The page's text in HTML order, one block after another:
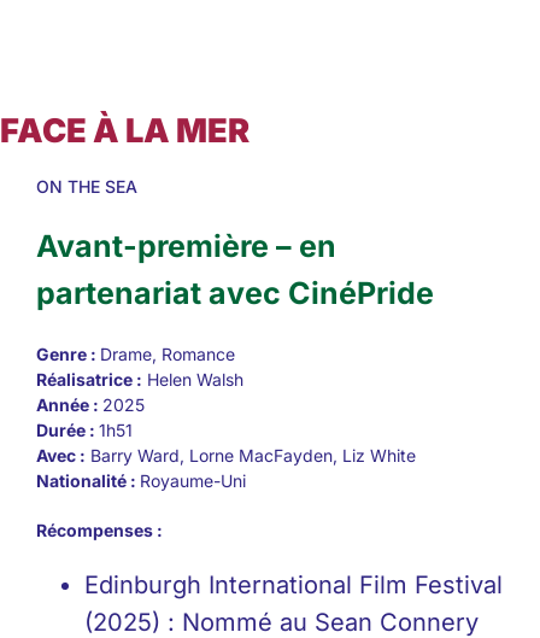
FACE À LA MER
ON THE SEA
Avant-première – en
partenariat avec CinéPride
Genre : Drame, Romance
Réalisatrice : Helen Walsh
Année : 2025
Durée : 1h51
Avec : Barry Ward, Lorne MacFayden, Liz White
Nationalité : Royaume-Uni
Récompenses :
Edinburgh International Film Festival
(2025) : Nommé au Sean Connery